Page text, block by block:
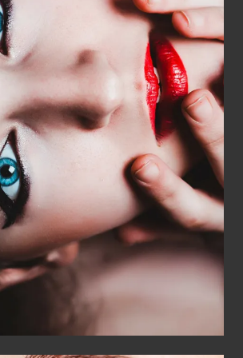
Shooting photos
Professionnels